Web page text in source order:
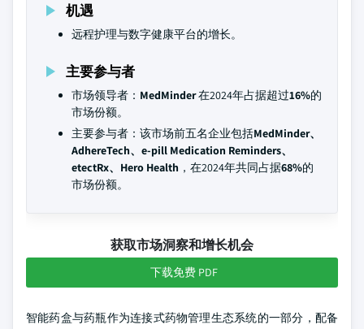
机遇
远程护理与数字健康平台的增长。
主要参与者
市场领导者： MedMinder在2024年占据超过16%的
市场份额。
主要参与者：该市场前五名企业包括MedMinder、
AdhereTech、e-pill Medication Reminders、
etectRx、Hero Health ，在2024年共同占据68%的
市场份额。
获取市场洞察和增长机会
下载免费 PDF
智能药盒与药瓶作为连接式药物管理生态系统的一部分，配备